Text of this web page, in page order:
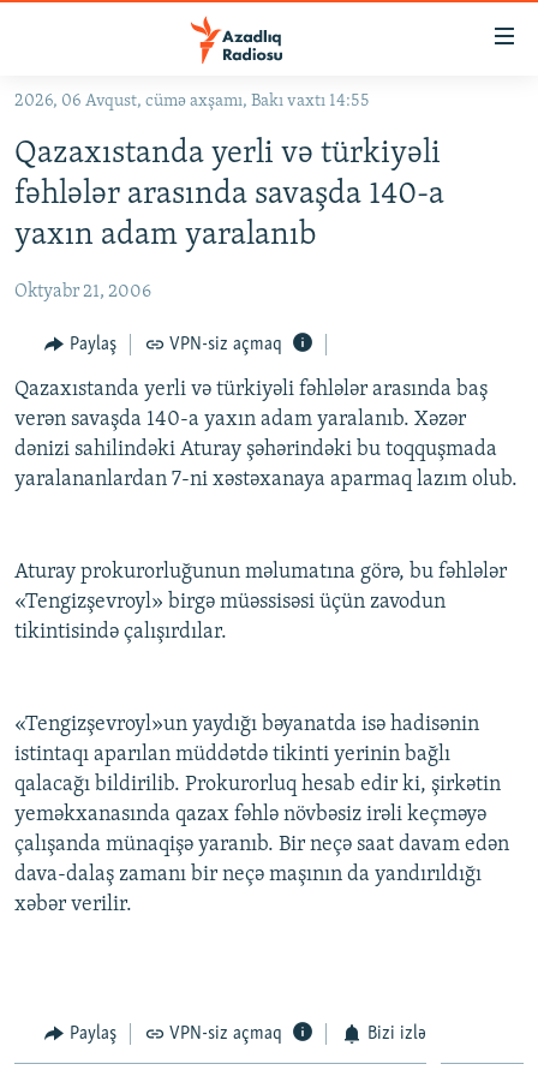
Əsas
qayıt
Əsas
qayıt
Axtarışa
#İZAHLA
KORRUPSIOMETR
FƏRQƏ BAX
QANUNI DOĞRU
ARAŞDIRMA
MULTIMEDIA
VIDEO
İNFOQRAFIKA
KARIKATURA
RADIO ARXIV
AZƏRBAYCAN ƏDƏBIYYATI KITABXANASI
İSLAM VƏ DEMOKRATIYA
İZ - MƏDƏNIYYƏT PROQRAMI
MISSIYAMIZ
PEŞƏ ETIKASI VƏ JURNALISTIKA STANDARTLARIMIZ
MATERIALLARIMIZDAN ISTIFADƏ
BIZIMLƏ ƏLAQƏ
XƏBƏR BÜLLETENLƏRIMIZ
BIZI IZLƏ
2026, 06 Avqust, cümə axşamı, Bakı vaxtı 14:55
Qazaxıstanda yerli və türkiyəli
fəhlələr arasında savaşda 140-a
yaxın adam yaralanıb
Oktyabr 21, 2006
Paylaş VPN-siz açmaq
Qazaxıstanda yerli və türkiyəli fəhlələr arasında baş
verən savaşda 140-a yaxın adam yaralanıb. Xəzər
dənizi sahilindəki Aturay şəhərindəki bu toqquşmada
yaralananlardan 7-ni xəstəxanaya aparmaq lazım olub.
Aturay prokurorluğunun məlumatına görə, bu fəhlələr
«Tengizşevroyl» birgə müəssisəsi üçün zavodun
tikintisində çalışırdılar.
«Tengizşevroyl»un yaydığı bəyanatda isə hadisənin
istintaqı aparılan müddətdə tikinti yerinin bağlı
qalacağı bildirilib. Prokurorluq hesab edir ki, şirkətin
yeməkxanasında qazax fəhlə növbəsiz irəli keçməyə
çalışanda münaqişə yaranıb. Bir neçə saat davam edən
dava-dalaş zamanı bir neçə maşının da yandırıldığı
xəbər verilir.
Paylaş VPN-siz açmaq Bizi izlə